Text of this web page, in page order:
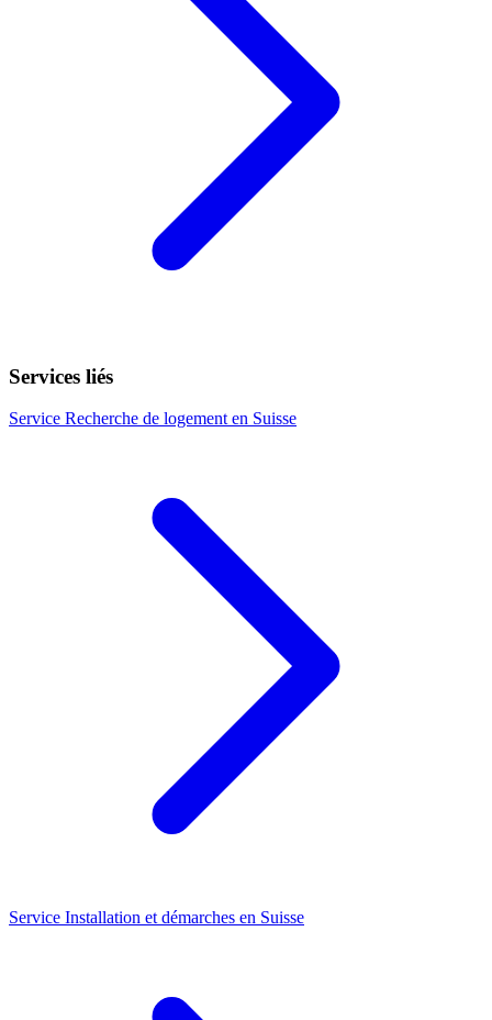
Services liés
Service Recherche de logement en Suisse
Service Installation et démarches en Suisse